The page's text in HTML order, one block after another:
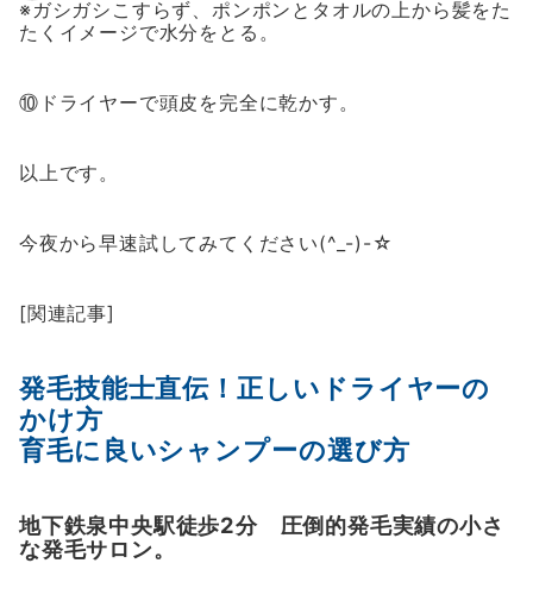
※ガシガシこすらず、ポンポンとタオルの上から髪をた
たくイメージで水分をとる。
⑩ドライヤーで頭皮を完全に乾かす。
以上です。
今夜から早速試してみてください(^_-)-☆
[関連記事]
発毛技能士直伝！正しいドライヤーの
かけ方
育毛に良いシャンプーの選び方
地下鉄泉中央駅徒歩2分 圧倒的発毛実績の小さ
な発毛サロン。